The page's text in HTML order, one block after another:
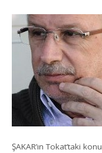
ŞAKAR’ın Tokat’taki